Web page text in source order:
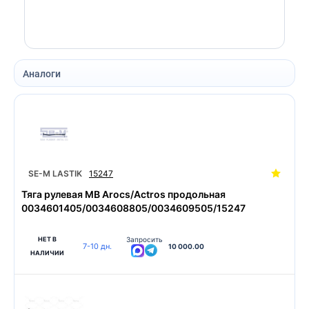
Аналоги
SE-M LASTIK 15247
Тяга рулевая MB Arocs/Actros продольная
0034601405/0034608805/0034609505/15247
НЕТ В
НАЛИЧИИ
7-10 дн.
Запросить
10 000.00